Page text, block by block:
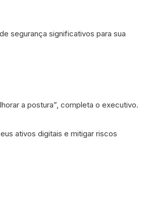
segurança significativos para sua
a postura”, completa o executivo.
ativos digitais e mitigar riscos